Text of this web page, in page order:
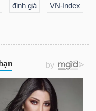
định giá VN-Index